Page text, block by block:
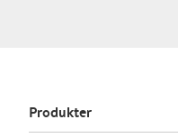
Produkter